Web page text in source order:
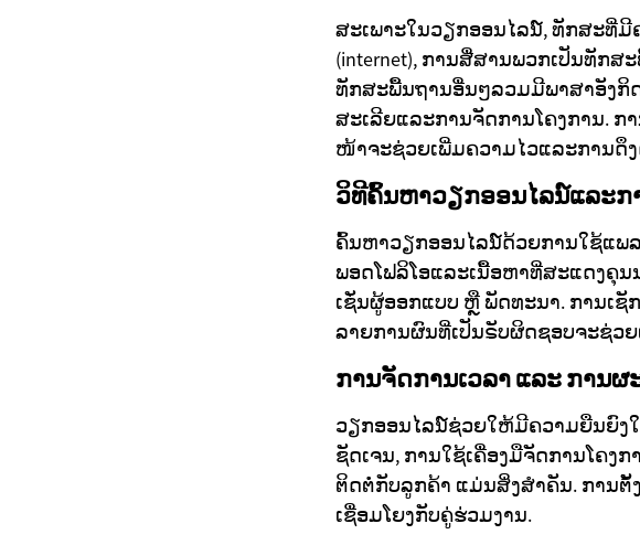
ສະເພາະໃນວຽກອອນໄລນ໌, ທັກສະທີ່ມີ
(internet), ການສື່ສານພວກເປັນທັກ
ທັກສະພື້ນຖານອື່ນໆລວມມີພາສາອັງກິ
ສະເລີຍແລະການຈັດການໂຄງການ.
ໜ້າຈະຊ່ວຍເພີ່ມຄວາມໄວແລະການດຶ
ວິທີຄົ້ນຫາວຽກອອນໄລນ໌ແລະກ
ຄົ້ນຫາວຽກອອນໄລນ໌ດ້ວຍການໃຊ້ແພ
ພອດໂຟລິໂອແລະເນື້ອຫາທີ່ສະແດງຄຸ
ເຊັ່ນຜູ້ອອກແບບ ຫຼື ພັດທະນາ. ການເ
ລາຍການຜົນທີ່ເປັນຣັບຜິດຊອບຈະຊ່ວ
ການຈັດການເວລາ ແລະ ການ
ວຽກອອນໄລນ໌ຊ່ວຍໃຫ້ມີຄວາມຍືນຍົງ
ຊັດເຈນ, ການໃຊ້ເຄື່ອງມືຈັດການໂຄງກ
ຕິດຕໍ່ກັບລູກຄ້າ ແມ່ນສິ່ງສໍາຄັນ. ການ
ເຊື່ອມໂຍງກັບຄູ່ຮ່ວມງານ.